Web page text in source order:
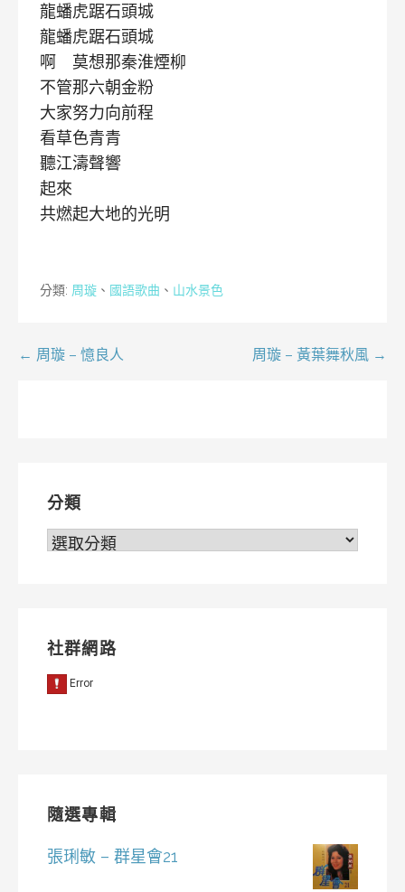
龍蟠虎踞石頭城
龍蟠虎踞石頭城
啊 莫想那秦淮煙柳
不管那六朝金粉
大家努力向前程
看草色青青
聽江濤聲響
起來
共燃起大地的光明
分類: 周璇 、 國語歌曲 、 山水景色
文← 周璇 – 憶良人 周璇 – 黃葉舞秋風 →
分類
分
社群網路
隨選專輯
張琍敏 – 群星會21